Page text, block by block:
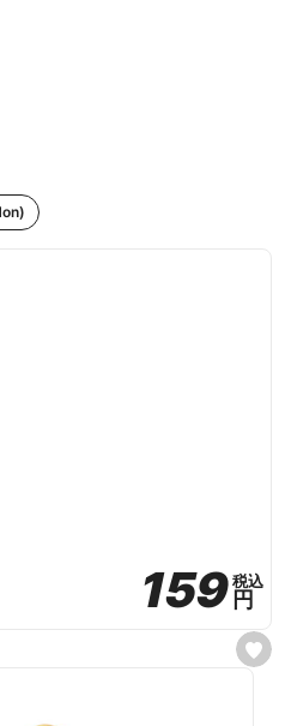
s
e
159
159税込
税込
円
円